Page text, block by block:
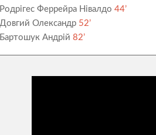
Родрігес Феррейра Нівалдо 44’
Довгий Олександр 52’
Бартошук Андрій 82’